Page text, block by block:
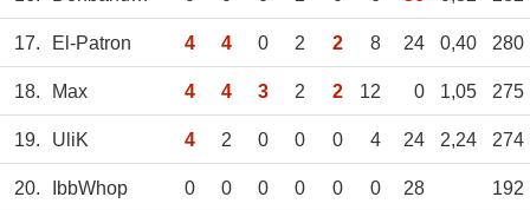
17. El-Patron 4 4 0 2 2 8 24 0,40 280
18. Max 4 4 3 2 2 12 0 1,05 275
19. UliK 4 2 0 0 0 4 24 2,24 274
20. IbbWhop 0 0 0 0 0 0 28 192